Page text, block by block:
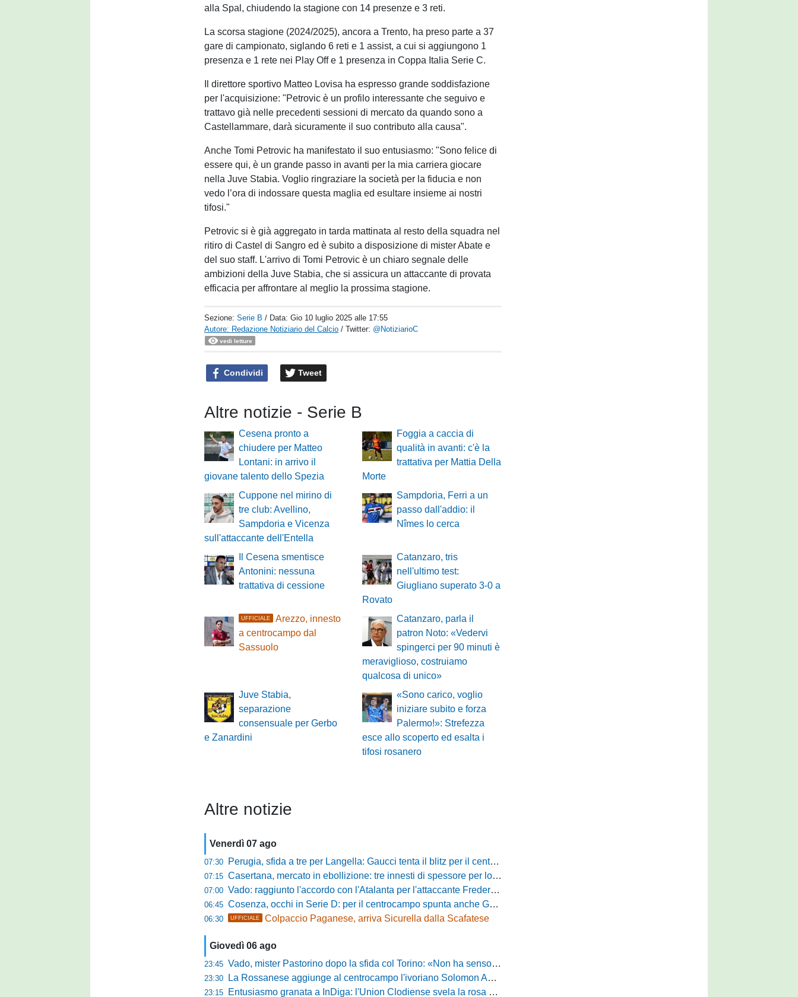
alla Spal, chiudendo la stagione con 14 presenze e 3 reti.
La scorsa stagione (2024/2025), ancora a Trento, ha preso parte a 37
gare di campionato, siglando 6 reti e 1 assist, a cui si aggiungono 1
presenza e 1 rete nei Play Off e 1 presenza in Coppa Italia Serie C.
Il direttore sportivo Matteo Lovisa ha espresso grande soddisfazione
per l'acquisizione: "Petrovic è un profilo interessante che seguivo e
trattavo già nelle precedenti sessioni di mercato da quando sono a
Castellammare, darà sicuramente il suo contributo alla causa".
Anche Tomi Petrovic ha manifestato il suo entusiasmo: "Sono felice di
essere qui, è un grande passo in avanti per la mia carriera giocare
nella Juve Stabia. Voglio ringraziare la società per la fiducia e non
vedo l’ora di indossare questa maglia ed esultare insieme ai nostri
tifosi."
Petrovic si è già aggregato in tarda mattinata al resto della squadra nel
ritiro di Castel di Sangro ed è subito a disposizione di mister Abate e
del suo staff. L'arrivo di Tomi Petrovic è un chiaro segnale delle
ambizioni della Juve Stabia, che si assicura un attaccante di provata
efficacia per affrontare al meglio la prossima stagione.
Sezione:Serie B / Data:Gio 10 luglio 2025 alle 17:55
Autore: Redazione Notiziario del Calcio / Twitter: @NotiziarioC
vedi letture
Condividi Tweet
Altre notizie - Serie B
Cesena pronto a
chiudere per Matteo
Lontani: in arrivo il
giovane talento dello Spezia
Foggia a caccia di
qualità in avanti: c'è la
trattativa per Mattia Della
Morte
Cuppone nel mirino di
tre club: Avellino,
Sampdoria e Vicenza
sull'attaccante dell'Entella
Sampdoria, Ferri a un
passo dall'addio: il
Nîmes lo cerca
Il Cesena smentisce
Antonini: nessuna
trattativa di cessione
Catanzaro, tris
nell'ultimo test:
Giugliano superato 3-0 a
Rovato
UFFICIALE
Arezzo, innesto
a centrocampo dal
Sassuolo
Catanzaro, parla il
patron Noto: «Vedervi
spingerci per 90 minuti è
meraviglioso, costruiamo
qualcosa di unico»
Juve Stabia,
separazione
consensuale per Gerbo
e Zanardini
«Sono carico, voglio
iniziare subito e forza
Palermo!»: Strefezza
esce allo scoperto ed esalta i
tifosi rosanero
Altre notizie
Venerdì 07 ago
07:30 Perugia, sfida a tre per Langella: Gaucci tenta il blitz per il centrocampista del Cosenza
07:15 Casertana, mercato in ebollizione: tre innesti di spessore per lo scacchiere di Vinicio Espinal
07:00 Vado: raggiunto l'accordo con l'Atalanta per l'attaccante Frederick Samuel Ndongue
06:45 Cosenza, occhi in Serie D: per il centrocampo spunta anche Gerardo Di Gilio
06:30 UFFICIALE Colpaccio Paganese, arriva Sicurella dalla Scafatese
Giovedì 06 ago
23:45 Vado, mister Pastorino dopo la sfida col Torino: «Non ha senso chiudersi e fare le barricate»
23:30 La Rossanese aggiunge al centrocampo l'ivoriano Solomon Andrews Manu
23:15 Entusiasmo granata a InDiga: l'Union Clodiense svela la rosa per la nuova annata